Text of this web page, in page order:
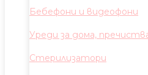
Бебефони и видеофони
Уреди за дома,
Стерилизатори